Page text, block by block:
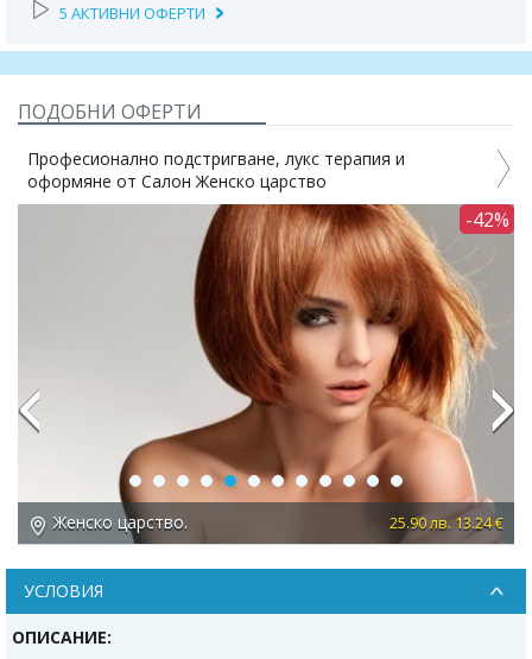
5 АКТИВНИ ОФЕРТИ
ПОДОБНИ ОФЕРТИ
Професионално подстригване, лукс терапия и
оформяне от Салон Женско царство
-42%
Женско царство. 25.90 лв. 13.24 €
Previous Next
УСЛОВИЯ
ОПИСАНИЕ: